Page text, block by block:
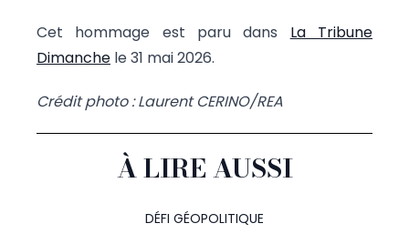
Cet hommage est paru dans La Tribune
Dimanche le 31 mai 2026.
Crédit photo : Laurent CERINO/REA
À LIRE AUSSI
DÉFI GÉOPOLITIQUE